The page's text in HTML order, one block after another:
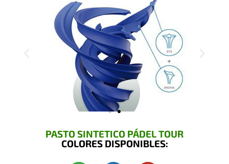
PASTO SINTETICO PÁDEL TOUR
COLORES DISPONIBLES: